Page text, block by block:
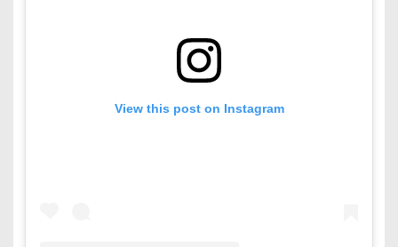
View this post on Instagram